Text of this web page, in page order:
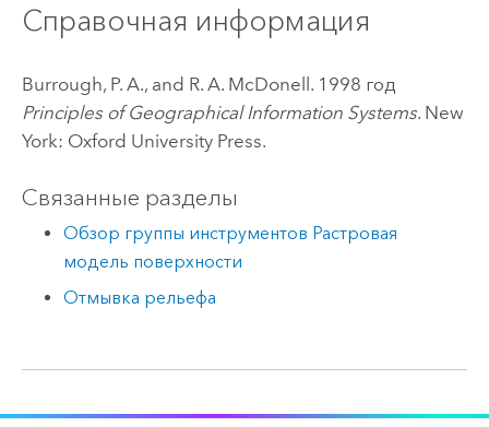
Справочная информация
Burrough, P. A., and R. A. McDonell. 1998 год
Principles of Geographical Information Systems. New
York: Oxford University Press.
Связанные разделы
Обзор группы инструментов Растровая
модель поверхности
Отмывка рельефа